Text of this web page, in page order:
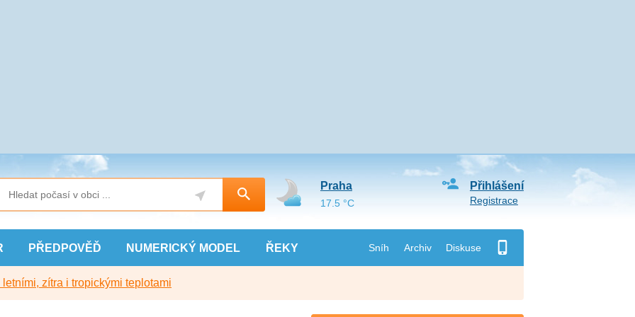
PŘEDPOVĚĎ NUMERICKÝ MODEL ŘEKY Sníh Archiv Diskuse
Přihlášení
Registrace
Praha
17.5 °C
zítra i tropickými teplotami